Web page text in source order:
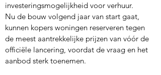
investeringsmogelijkheid voor verhuur.
Nu de bouw volgend jaar van start gaat,
kunnen kopers woningen reserveren tegen
de meest aantrekkelijke prijzen van vóór de
officiële lancering, voordat de vraag en het
aanbod sterk toenemen.